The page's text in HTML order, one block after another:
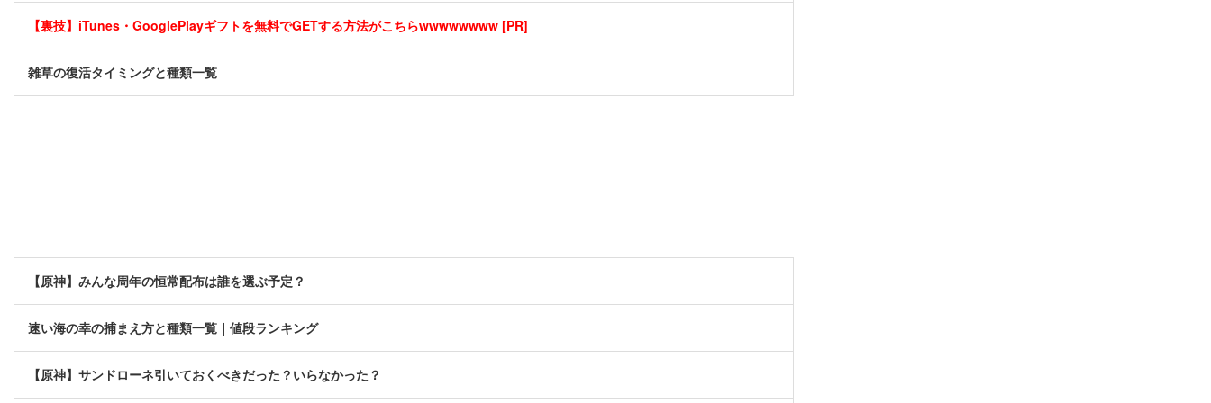
【裏技】iTunes・GooglePlayギフトを無料でGETする方法がこちらwwwwwwww [PR]
雑草の復活タイミングと種類一覧
【原神】みんな周年の恒常配布は誰を選ぶ予定？
速い海の幸の捕まえ方と種類一覧｜値段ランキング
【原神】サンドローネ引いておくべきだった？いらなかった？